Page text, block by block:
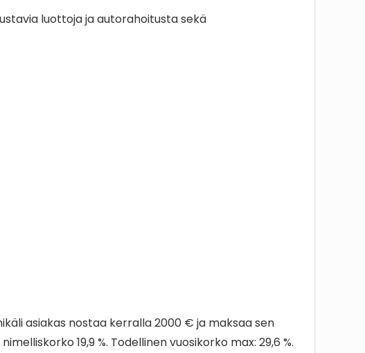
luottoja ja autorahoitusta sekä
asiakas nostaa kerralla 2000 € ja maksaa sen
19,9 %. Todellinen vuosikorko max: 29,6 %.